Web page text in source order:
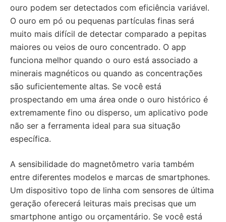
ouro podem ser detectados com eficiência variável.
O ouro em pó ou pequenas partículas finas será
muito mais difícil de detectar comparado a pepitas
maiores ou veios de ouro concentrado. O app
funciona melhor quando o ouro está associado a
minerais magnéticos ou quando as concentrações
são suficientemente altas. Se você está
prospectando em uma área onde o ouro histórico é
extremamente fino ou disperso, um aplicativo pode
não ser a ferramenta ideal para sua situação
específica.
A sensibilidade do magnetômetro varia também
entre diferentes modelos e marcas de smartphones.
Um dispositivo topo de linha com sensores de última
geração oferecerá leituras mais precisas que um
smartphone antigo ou orçamentário. Se você está